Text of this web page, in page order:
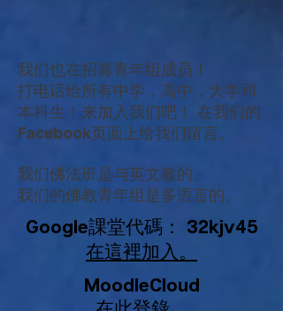
我们也在招募青年组成员！
打电话给所有中学，高中，大学和
本科生！来加入我们吧！ 在我们的
Facebook页面上给我们留言。
我们佛法班是与英文教的。
我们的佛教青年组是多语言的。
Google課堂代碼：
32kjv45
在這裡加入。
MoodleCloud